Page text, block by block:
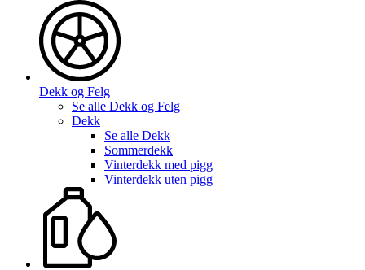
Dekk og Felg
Se alle Dekk og Felg
Dekk
Se alle Dekk
Sommerdekk
Vinterdekk med pigg
Vinterdekk uten pigg